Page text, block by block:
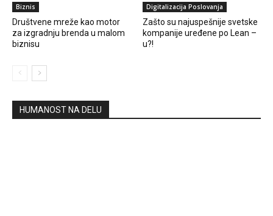
Biznis
Društvene mreže kao motor
za izgradnju brenda u malom
biznisu
Digitalizacija Poslovanja
Zašto su najuspešnije svetske
kompanije uređene po Lean –
u?!
HUMANOST NA DELU